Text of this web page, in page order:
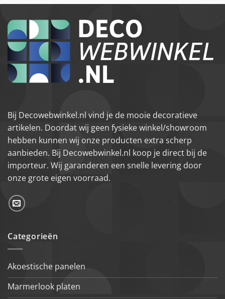
Bij Decowebwinkel.nl vind je de mooie decoratieve
artikelen. Doordat wij geen fysieke winkel/showroom
hebben kunnen wij onze producten extra scherp
aanbieden. Bij Decowebwinkel.nl koop je direct bij de
importeur. Wij garanderen een snelle levering door
onze grote eigen voorraad.
Categorieën
Akoestische panelen
Marmerlook platen